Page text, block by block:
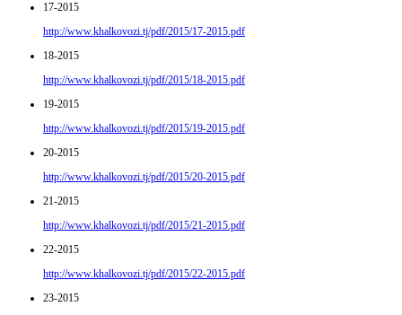
17-2015
http://www.khalkovozi.tj/pdf/2015/17-2015.pdf
18-2015
http://www.khalkovozi.tj/pdf/2015/18-2015.pdf
19-2015
http://www.khalkovozi.tj/pdf/2015/19-2015.pdf
20-2015
http://www.khalkovozi.tj/pdf/2015/20-2015.pdf
21-2015
http://www.khalkovozi.tj/pdf/2015/21-2015.pdf
22-2015
http://www.khalkovozi.tj/pdf/2015/22-2015.pdf
23-2015